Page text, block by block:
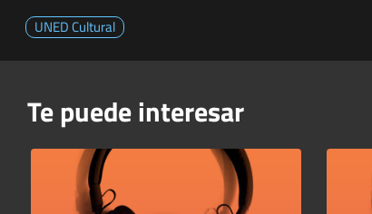
UNED Cultural
Te puede interesar